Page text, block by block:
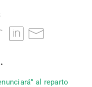
al reparto